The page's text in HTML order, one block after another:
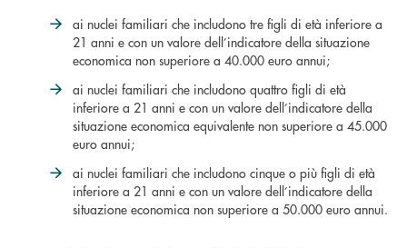
ai nuclei familiari che includono tre figli di età inferiore a
21 anni e con un valore dell’indicatore della situazione
economica non superiore a 40.000 euro annui;
ai nuclei familiari che includono quattro figli di età
inferiore a 21 anni e con un valore dell’indicatore della
situazione economica equivalente non superiore a 45.000
euro annui;
ai nuclei familiari che includono cinque o più figli di età
inferiore a 21 anni e con un valore dell’indicatore della
situazione economica non superiore a 50.000 euro annui.